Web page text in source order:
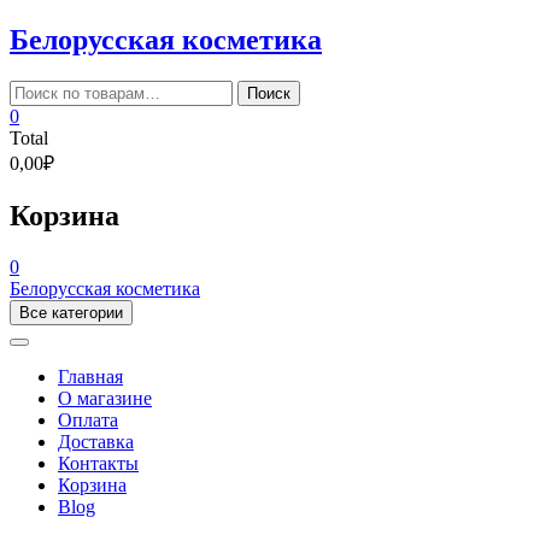
Skip
to
content
Белорусская косметика
Искать: Поиск
0
Total
0,00₽
Корзина
0
Белорусская косметика
Все категории
Главная
О магазине
Оплата
Доставка
Контакты
Корзина
Blog